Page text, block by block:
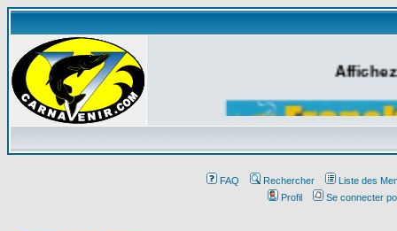
FAQ Rechercher
Liste des
Profil
Se connecter